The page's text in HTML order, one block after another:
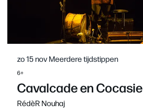
Cavalcade en Cocasie
RédèR Nouhaj
6+
zo 15 novMeerdere tijdstippen